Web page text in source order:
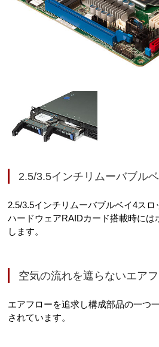
2.5/3.5インチリムーバブル
2.5/3.5インチリムーバブルベイ4スロ
ハードウェアRAIDカード搭載時には
します。
空気の流れを遮らないエア
エアフローを追求し構成部品の一つ
されています。